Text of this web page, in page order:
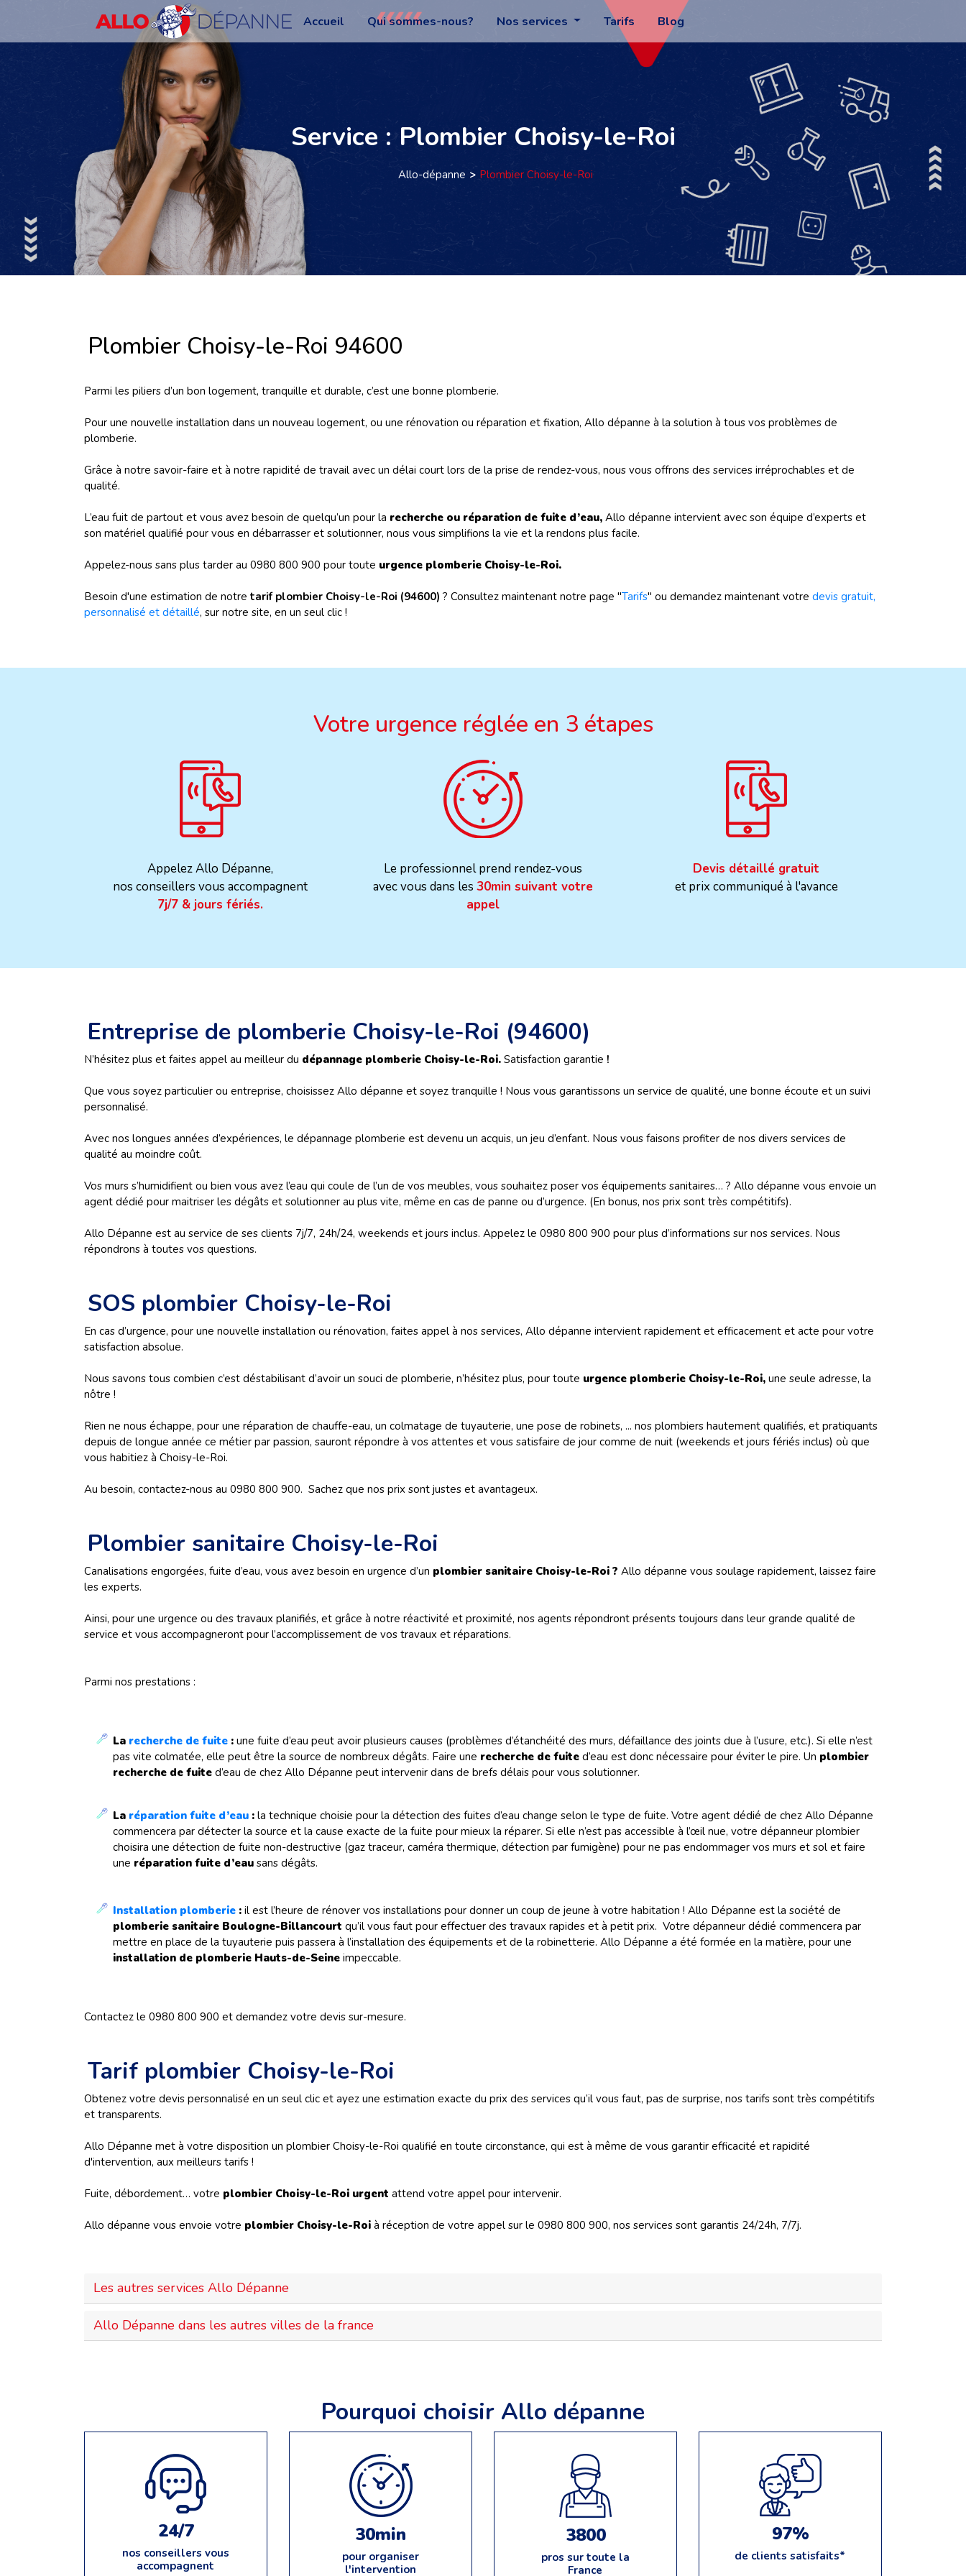
Accueil Qui sommes-nous? Nos services Tarifs Blog
Service : Plombier Choisy-le-Roi
Allo-dépanne Plombier Choisy-le-Roi
Plombier Choisy-le-Roi 94600
Parmi les piliers d’un bon logement, tranquille et durable, c’est une bonne plomberie.
Pour une nouvelle installation dans un nouveau logement, ou une rénovation ou réparation et fixation, Allo dépanne à la solution à tous vos problèmes de
plomberie.
Grâce à notre savoir-faire et à notre rapidité de travail avec un délai court lors de la prise de rendez-vous, nous vous offrons des services irréprochables et de
qualité.
L’eau fuit de partout et vous avez besoin de quelqu’un pour la recherche ou réparation de fuite d’eau, Allo dépanne intervient avec son équipe d’experts et
son matériel qualifié pour vous en débarrasser et solutionner, nous vous simplifions la vie et la rendons plus facile.
Appelez-nous sans plus tarder au 0980 800 900 pour toute urgence plomberie Choisy-le-Roi.
Besoin d'une estimation de notre tarif plombier Choisy-le-Roi (94600) ? Consultez maintenant notre page "Tarifs" ou demandez maintenant votre devis gratuit,
personnalisé et détaillé, sur notre site, en un seul clic !
Votre urgence réglée en 3 étapes
Appelez Allo Dépanne,
nos conseillers vous accompagnent
7j/7 & jours fériés.
Le professionnel prend rendez-vous
avec vous dans les 30min suivant votre
appel
Devis détaillé gratuit
et prix communiqué à l'avance
Entreprise de plomberie Choisy-le-Roi (94600)
N’hésitez plus et faites appel au meilleur du dépannage plomberie Choisy-le-Roi. Satisfaction garantie !
Que vous soyez particulier ou entreprise, choisissez Allo dépanne et soyez tranquille ! Nous vous garantissons un service de qualité, une bonne écoute et un suivi
personnalisé.
Avec nos longues années d’expériences, le dépannage plomberie est devenu un acquis, un jeu d’enfant. Nous vous faisons profiter de nos divers services de
qualité au moindre coût.
Vos murs s’humidifient ou bien vous avez l’eau qui coule de l’un de vos meubles, vous souhaitez poser vos équipements sanitaires… ? Allo dépanne vous envoie un
agent dédié pour maitriser les dégâts et solutionner au plus vite, même en cas de panne ou d’urgence. (En bonus, nos prix sont très compétitifs).
Allo Dépanne est au service de ses clients 7j/7, 24h/24, weekends et jours inclus. Appelez le 0980 800 900 pour plus d’informations sur nos services. Nous
répondrons à toutes vos questions.
SOS plombier Choisy-le-Roi
En cas d’urgence, pour une nouvelle installation ou rénovation, faites appel à nos services, Allo dépanne intervient rapidement et efficacement et acte pour votre
satisfaction absolue.
Nous savons tous combien c’est déstabilisant d’avoir un souci de plomberie, n’hésitez plus, pour toute urgence plomberie Choisy-le-Roi, une seule adresse, la
nôtre !
Rien ne nous échappe, pour une réparation de chauffe-eau, un colmatage de tuyauterie, une pose de robinets, ... nos plombiers hautement qualifiés, et pratiquants
depuis de longue année ce métier par passion, sauront répondre à vos attentes et vous satisfaire de jour comme de nuit (weekends et jours fériés inclus) où que
vous habitiez à Choisy-le-Roi.
Au besoin, contactez-nous au 0980 800 900. Sachez que nos prix sont justes et avantageux.
Plombier sanitaire Choisy-le-Roi
Canalisations engorgées, fuite d’eau, vous avez besoin en urgence d’un plombier sanitaire Choisy-le-Roi ? Allo dépanne vous soulage rapidement, laissez faire
les experts.
Ainsi, pour une urgence ou des travaux planifiés, et grâce à notre réactivité et proximité, nos agents répondront présents toujours dans leur grande qualité de
service et vous accompagneront pour l’accomplissement de vos travaux et réparations.
Parmi nos prestations :
La recherche de fuite : une fuite d’eau peut avoir plusieurs causes (problèmes d’étanchéité des murs, défaillance des joints due à l’usure, etc.). Si elle n’est
pas vite colmatée, elle peut être la source de nombreux dégâts. Faire une recherche de fuite d’eau est donc nécessaire pour éviter le pire. Un plombier
recherche de fuite d’eau de chez Allo Dépanne peut intervenir dans de brefs délais pour vous solutionner.
La réparation fuite d’eau : la technique choisie pour la détection des fuites d’eau change selon le type de fuite. Votre agent dédié de chez Allo Dépanne
commencera par détecter la source et la cause exacte de la fuite pour mieux la réparer. Si elle n’est pas accessible à l’œil nue, votre dépanneur plombier
choisira une détection de fuite non-destructive (gaz traceur, caméra thermique, détection par fumigène) pour ne pas endommager vos murs et sol et faire
une réparation fuite d’eau sans dégâts.
Installation plomberie : il est l’heure de rénover vos installations pour donner un coup de jeune à votre habitation ! Allo Dépanne est la société de
plomberie sanitaire Boulogne-Billancourt qu’il vous faut pour effectuer des travaux rapides et à petit prix. Votre dépanneur dédié commencera par
mettre en place de la tuyauterie puis passera à l’installation des équipements et de la robinetterie. Allo Dépanne a été formée en la matière, pour une
installation de plomberie Hauts-de-Seine impeccable.
Contactez le 0980 800 900 et demandez votre devis sur-mesure.
Tarif plombier Choisy-le-Roi
Obtenez votre devis personnalisé en un seul clic et ayez une estimation exacte du prix des services qu’il vous faut, pas de surprise, nos tarifs sont très compétitifs
et transparents.
Allo Dépanne met à votre disposition un plombier Choisy-le-Roi qualifié en toute circonstance, qui est à même de vous garantir efficacité et rapidité
d'intervention, aux meilleurs tarifs !
Fuite, débordement… votre plombier Choisy-le-Roi urgent attend votre appel pour intervenir.
Allo dépanne vous envoie votre plombier Choisy-le-Roi à réception de votre appel sur le 0980 800 900, nos services sont garantis 24/24h, 7/7j.
Les autres services Allo Dépanne
Allo Dépanne dans les autres villes de la france
Pourquoi choisir Allo dépanne
24/7
nos conseillers vous
accompagnent
30min
pour organiser
l'intervention
3800
pros sur toute la
France
97%
de clients satisfaits*